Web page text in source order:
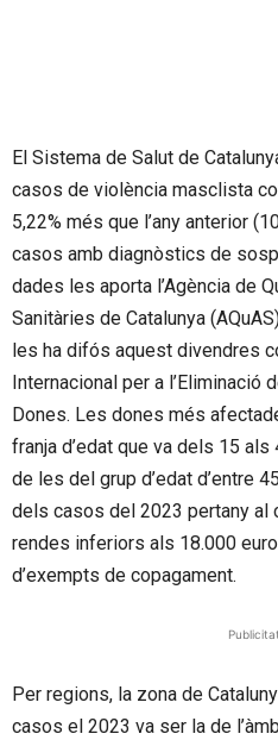
El Sistema de Salut de
casos de violència masclista
5,22% més que l’any anterior
casos amb diagnòstics de
dades les aporta l’Agència de
Sanitàries de Catalunya
les ha difós aquest divendres
Internacional per a l’Eliminació
Dones. Les dones més
franja d’edat que va dels 15
de les del grup d’edat d’entre
dels casos del 2023 pertany al
rendes inferiors als 18.000
d’exempts de copagament.
Publicitat
Per regions, la zona de
casos el 2023 va ser la de